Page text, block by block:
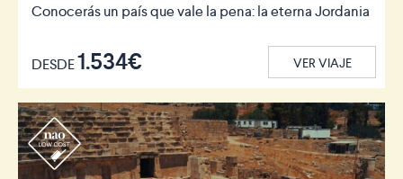
Conocerás un país que vale la pena: la eterna Jordania
DESDE1.534€ VER VIAJE
r